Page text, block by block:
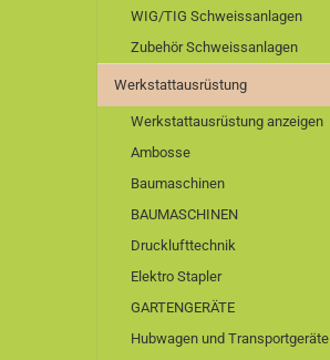
WIG/TIG Schweissanlagen
Zubehör Schweissanlagen
Werkstattausrüstung
Werkstattausrüstung anzeigen
Ambosse
Baumaschinen
BAUMASCHINEN
Drucklufttechnik
Elektro Stapler
GARTENGERÄTE
Hubwagen und Transportgeräte